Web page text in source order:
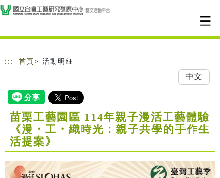
跳到主要內容
網站導覽
::: 首頁 > 活動明細
中文
苗栗工藝園區 114年親子漫活工藝體驗
《漫・工・織時光：親子共學的手作生
活提案》